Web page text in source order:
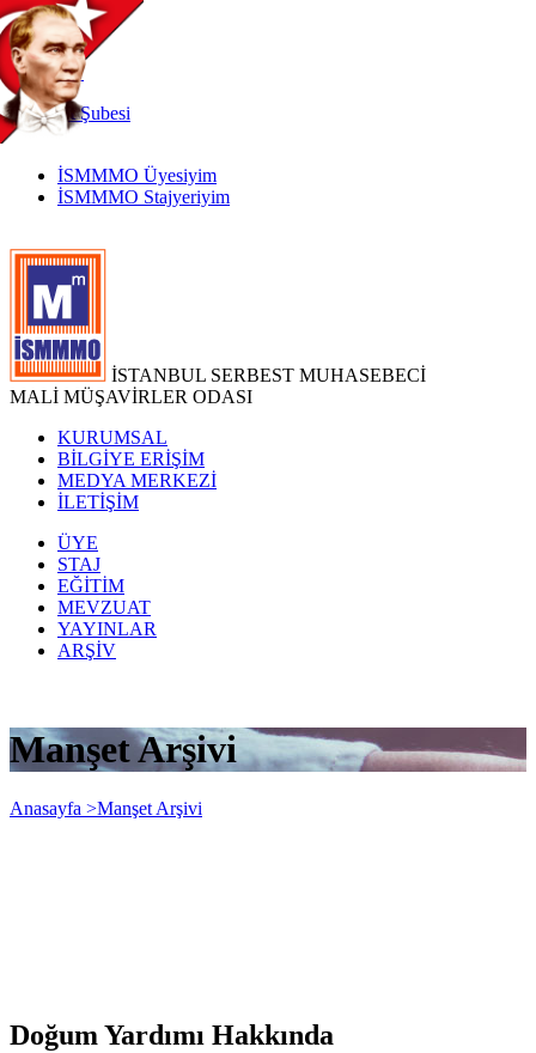
TR
|
EN
İnternetŞubesi
İSMMMO Üyesiyim
İSMMMO Stajyeriyim
İSTANBUL SERBEST MUHASEBECİ
MALİ MÜŞAVİRLER ODASI
KURUMSAL
BİLGİYE ERİŞİM
MEDYA MERKEZİ
İLETİŞİM
ÜYE
STAJ
EĞİTİM
MEVZUAT
YAYINLAR
ARŞİV
Manşet Arşivi
Anasayfa >Manşet Arşivi
Doğum Yardımı Hakkında